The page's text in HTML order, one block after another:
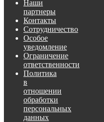
Наши
партнеры
Контакты
Сотрудничество
Особое
уведомление
Ограничение
ответственности
Политика
в
отношении
обработки
персональных
данных